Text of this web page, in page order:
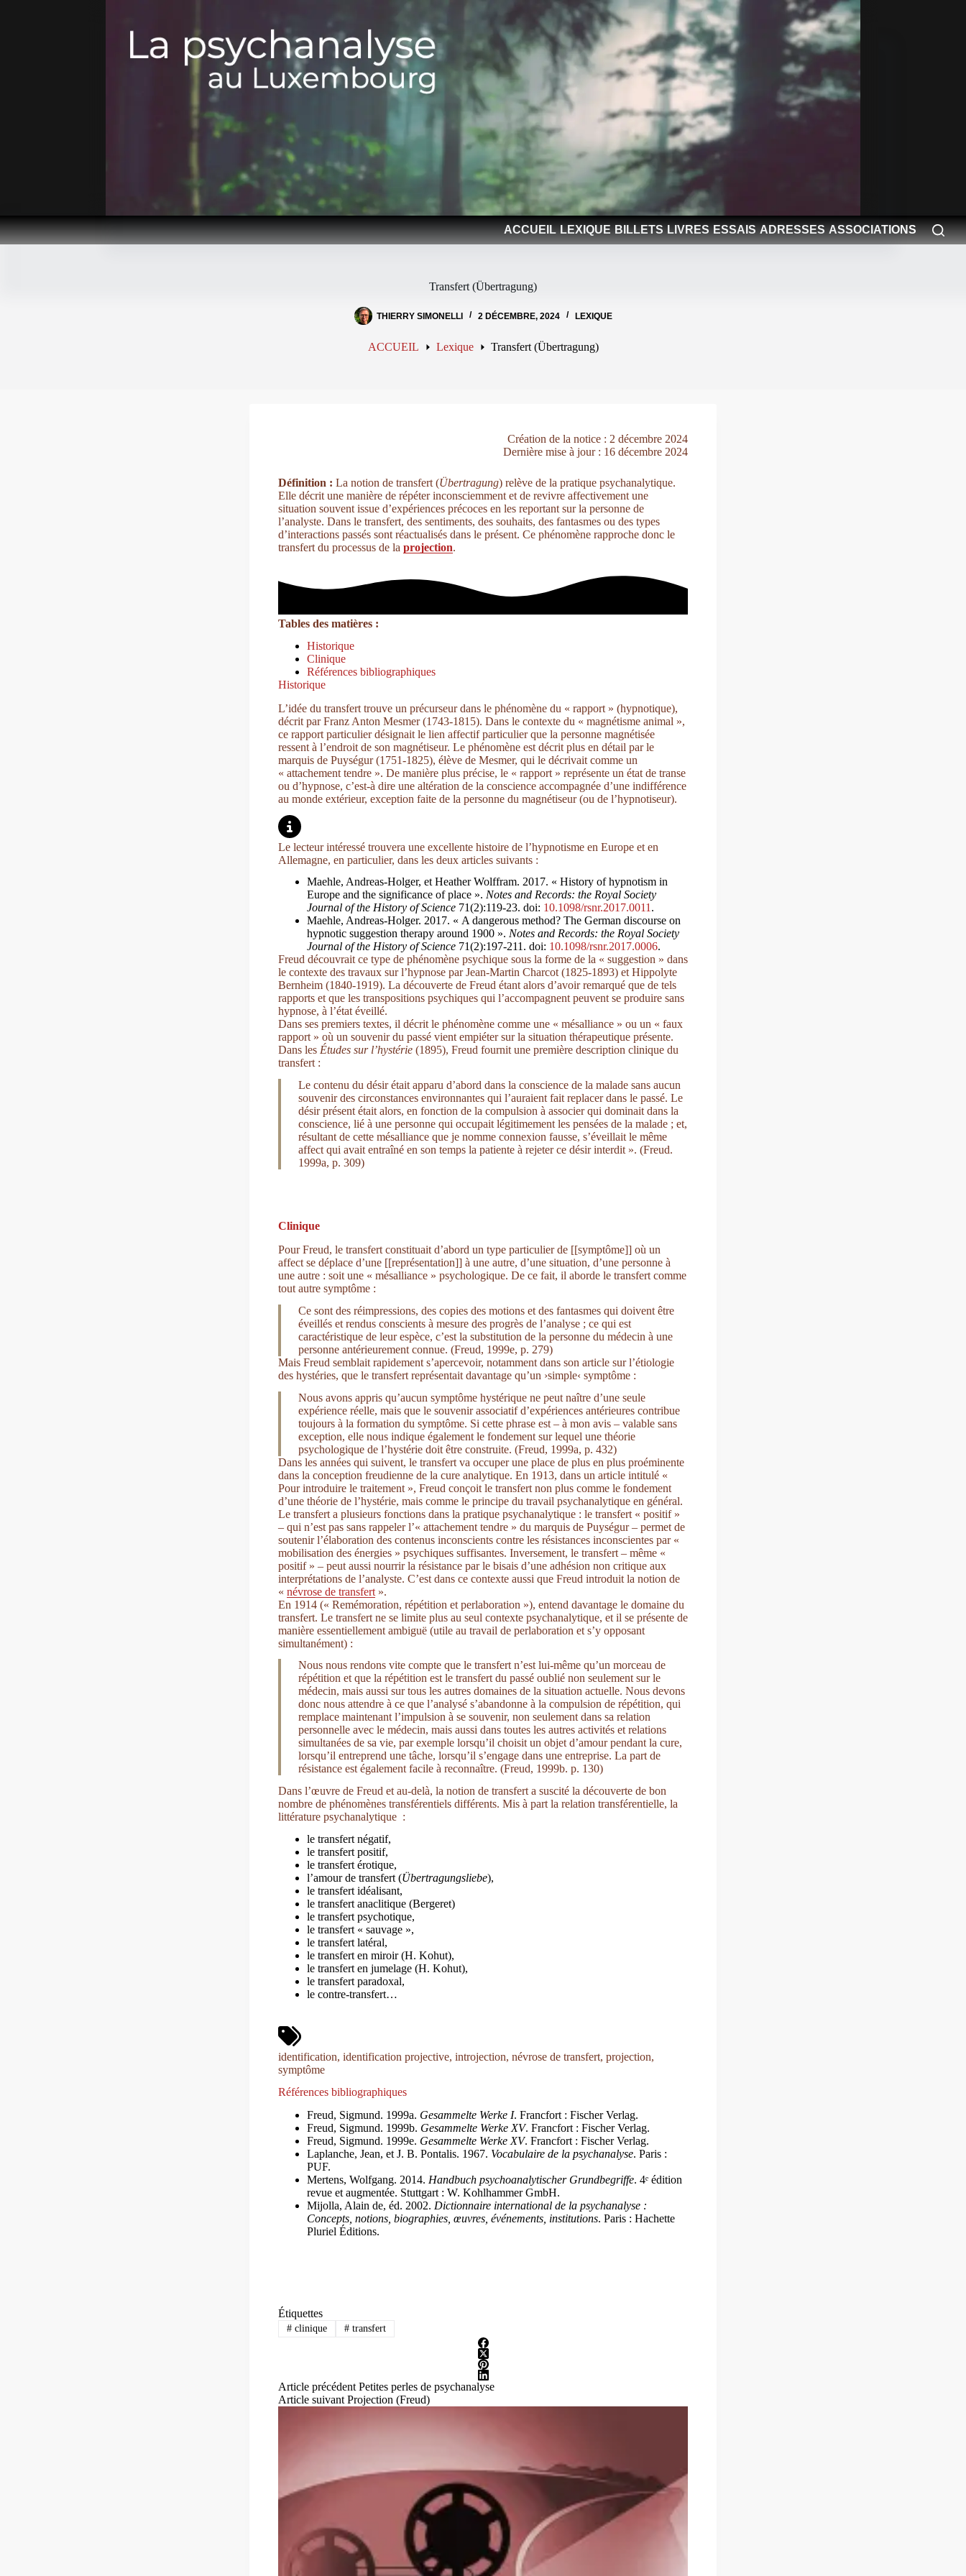
ACCUEIL LEXIQUE BILLETS LIVRES ESSAIS ADRESSES ASSOCIATIONS
Transfert (Übertragung)
THIERRY SIMONELLI 2 DÉCEMBRE, 2024 LEXIQUE
ACCUEIL Lexique Transfert (Übertragung)
Création de la notice : 2 décembre 2024
Dernière mise à jour : 16 décembre 2024
Définition : La notion de transfert (Übertragung) relève de la pratique psychanalytique.
Elle décrit une manière de répéter inconsciemment et de revivre affectivement une
situation souvent issue d’expériences précoces en les reportant sur la personne de
l’analyste. Dans le transfert, des sentiments, des souhaits, des fantasmes ou des types
d’interactions passés sont réactualisés dans le présent. Ce phénomène rapproche donc le
transfert du processus de la projection.
Tables des matières :
Historique
Clinique
Références bibliographiques
Historique
L’idée du transfert trouve un précurseur dans le phénomène du « rapport » (hypnotique),
décrit par Franz Anton Mesmer (1743-1815). Dans le contexte du « magnétisme animal »,
ce rapport particulier désignait le lien affectif particulier que la personne magnétisée
ressent à l’endroit de son magnétiseur. Le phénomène est décrit plus en détail par le
marquis de Puységur (1751-1825), élève de Mesmer, qui le décrivait comme un
« attachement tendre ». De manière plus précise, le « rapport » représente un état de transe
ou d’hypnose, c’est-à dire une altération de la conscience accompagnée d’une indifférence
au monde extérieur, exception faite de la personne du magnétiseur (ou de l’hypnotiseur).
Le lecteur intéressé trouvera une excellente histoire de l’hypnotisme en Europe et en
Allemagne, en particulier, dans les deux articles suivants :
Maehle, Andreas-Holger, et Heather Wolffram. 2017. « History of hypnotism in
Europe and the significance of place ». Notes and Records: the Royal Society
Journal of the History of Science 71(2):119‑23. doi: 10.1098/rsnr.2017.0011 .
Maehle, Andreas-Holger. 2017. « A dangerous method? The German discourse on
hypnotic suggestion therapy around 1900 ». Notes and Records: the Royal Society
Journal of the History of Science 71(2):197‑211. doi: 10.1098/rsnr.2017.0006.
Freud découvrait ce type de phénomène psychique sous la forme de la « suggestion » dans
le contexte des travaux sur l’hypnose par Jean-Martin Charcot (1825-1893) et Hippolyte
Bernheim (1840-1919). La découverte de Freud étant alors d’avoir remarqué que de tels
rapports et que les transpositions psychiques qui l’accompagnent peuvent se produire sans
hypnose, à l’état éveillé.
Dans ses premiers textes, il décrit le phénomène comme une « mésalliance » ou un « faux
rapport » où un souvenir du passé vient empiéter sur la situation thérapeutique présente.
Dans les Études sur l’hystérie (1895), Freud fournit une première description clinique du
transfert :
Le contenu du désir était apparu d’abord dans la conscience de la malade sans aucun
souvenir des circonstances environnantes qui l’auraient fait replacer dans le passé. Le
désir présent était alors, en fonction de la compulsion à associer qui dominait dans la
conscience, lié à une personne qui occupait légitimement les pensées de la malade ; et,
résultant de cette mésalliance que je nomme connexion fausse, s’éveillait le même
affect qui avait entraîné en son temps la patiente à rejeter ce désir interdit ». (Freud.
1999a, p. 309)
Clinique
Pour Freud, le transfert constituait d’abord un type particulier de [[symptôme]] où un
affect se déplace d’une [[représentation]] à une autre, d’une situation, d’une personne à
une autre : soit une « mésalliance » psychologique. De ce fait, il aborde le transfert comme
tout autre symptôme :
Ce sont des réimpressions, des copies des motions et des fantasmes qui doivent être
éveillés et rendus conscients à mesure des progrès de l’analyse ; ce qui est
caractéristique de leur espèce, c’est la substitution de la personne du médecin à une
personne antérieurement connue. (Freud, 1999e, p. 279)
Mais Freud semblait rapidement s’apercevoir, notamment dans son article sur l’étiologie
des hystéries, que le transfert représentait davantage qu’un ›simple‹ symptôme :
Nous avons appris qu’aucun symptôme hystérique ne peut naître d’une seule
expérience réelle, mais que le souvenir associatif d’expériences antérieures contribue
toujours à la formation du symptôme. Si cette phrase est – à mon avis – valable sans
exception, elle nous indique également le fondement sur lequel une théorie
psychologique de l’hystérie doit être construite. (Freud, 1999a, p. 432)
Dans les années qui suivent, le transfert va occuper une place de plus en plus proéminente
dans la conception freudienne de la cure analytique. En 1913, dans un article intitulé «
Pour introduire le traitement », Freud conçoit le transfert non plus comme le fondement
d’une théorie de l’hystérie, mais comme le principe du travail psychanalytique en général.
Le transfert a plusieurs fonctions dans la pratique psychanalytique : le transfert « positif »
– qui n’est pas sans rappeler l’« attachement tendre » du marquis de Puységur – permet de
soutenir l’élaboration des contenus inconscients contre les résistances inconscientes par «
mobilisation des énergies » psychiques suffisantes. Inversement, le transfert – même «
positif » – peut aussi nourrir la résistance par le bisais d’une adhésion non critique aux
interprétations de l’analyste. C’est dans ce contexte aussi que Freud introduit la notion de
« névrose de transfert ».
En 1914 (« Remémoration, répétition et perlaboration »), entend davantage le domaine du
transfert. Le transfert ne se limite plus au seul contexte psychanalytique, et il se présente de
manière essentiellement ambiguë (utile au travail de perlaboration et s’y opposant
simultanément) :
Nous nous rendons vite compte que le transfert n’est lui-même qu’un morceau de
répétition et que la répétition est le transfert du passé oublié non seulement sur le
médecin, mais aussi sur tous les autres domaines de la situation actuelle. Nous devons
donc nous attendre à ce que l’analysé s’abandonne à la compulsion de répétition, qui
remplace maintenant l’impulsion à se souvenir, non seulement dans sa relation
personnelle avec le médecin, mais aussi dans toutes les autres activités et relations
simultanées de sa vie, par exemple lorsqu’il choisit un objet d’amour pendant la cure,
lorsqu’il entreprend une tâche, lorsqu’il s’engage dans une entreprise. La part de
résistance est également facile à reconnaître. (Freud, 1999b. p. 130)
Dans l’œuvre de Freud et au-delà, la notion de transfert a suscité la découverte de bon
nombre de phénomènes transférentiels différents. Mis à part la relation transférentielle, la
littérature psychanalytique :
le transfert négatif,
le transfert positif,
le transfert érotique,
l’amour de transfert (Übertragungsliebe),
le transfert idéalisant,
le transfert anaclitique (Bergeret)
le transfert psychotique,
le transfert « sauvage »,
le transfert latéral,
le transfert en miroir (H. Kohut),
le transfert en jumelage (H. Kohut),
le transfert paradoxal,
le contre-transfert…
identification, identification projective, introjection, névrose de transfert, projection,
symptôme
Références bibliographiques
Freud, Sigmund. 1999a. Gesammelte Werke I. Francfort : Fischer Verlag.
Freud, Sigmund. 1999b. Gesammelte Werke XV. Francfort : Fischer Verlag.
Freud, Sigmund. 1999e. Gesammelte Werke XV. Francfort : Fischer Verlag.
Laplanche, Jean, et J. B. Pontalis. 1967. Vocabulaire de la psychanalyse. Paris :
PUF.
Mertens, Wolfgang. 2014. Handbuch psychoanalytischer Grundbegriffe. 4ᵉ édition
revue et augmentée. Stuttgart : W. Kohlhammer GmbH.
Mijolla, Alain de, éd. 2002. Dictionnaire international de la psychanalyse :
Concepts, notions, biographies, œuvres, événements, institutions. Paris : Hachette
Pluriel Éditions.
Étiquettes
#clinique #transfert
Article précédent Petites perles de psychanalyse
Article suivant Projection (Freud)